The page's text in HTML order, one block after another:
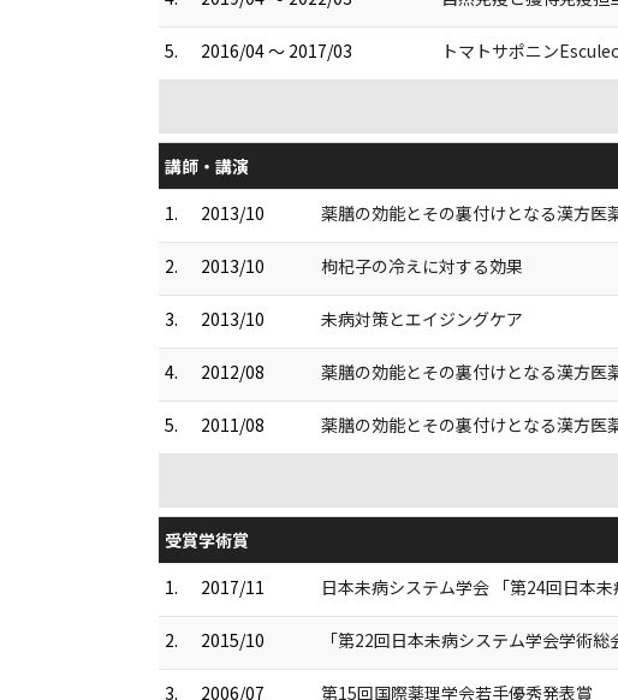
5. 2016/04 ～ 2017/03 トマトサポニン
講師・講演
1.
2013/10 薬膳の効能とその裏付けとなる漢方医
2. 2013/10 枸杞子の冷えに対する効果
3. 2013/10 未病対策とエイジングケア
4. 2012/08 薬膳の効能とその裏付けとなる漢方医
5. 2011/08 薬膳の効能とその裏付けとなる漢方医
受賞学術賞
1.
2017/11 日本未病システム学会 「第24回日本
2. 2015/10 「第22回日本未病システム学会学術
3. 2006/07 第15回国際薬理学会若手優秀発表賞